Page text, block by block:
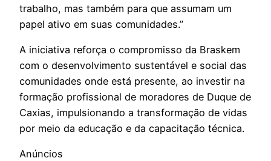
trabalho, mas também para que assumam um
papel ativo em suas comunidades.”
A iniciativa reforça o compromisso da Braskem
com o desenvolvimento sustentável e social das
comunidades onde está presente, ao investir na
formação profissional de moradores de Duque de
Caxias, impulsionando a transformação de vidas
por meio da educação e da capacitação técnica.
Anúncios